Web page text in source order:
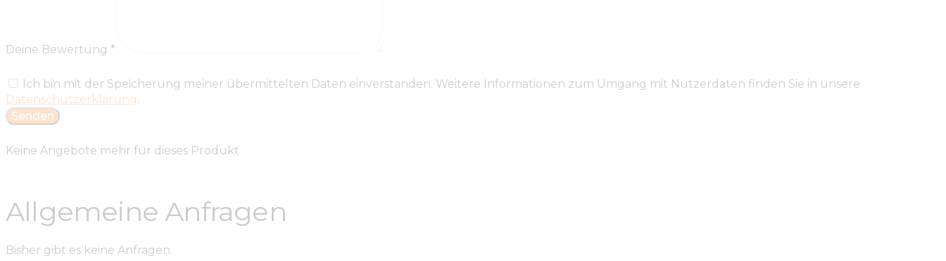
Deine Bewertung *
Ich bin mit der Speicherung meiner übermittelten Daten einverstanden. Weitere Informationen zum Umgang mit Nutzerdaten finden Sie in unsere
Datenschutzerklärung.
Keine Angebote mehr für dieses Produkt
Allgemeine Anfragen
Bisher gibt es keine Anfragen.